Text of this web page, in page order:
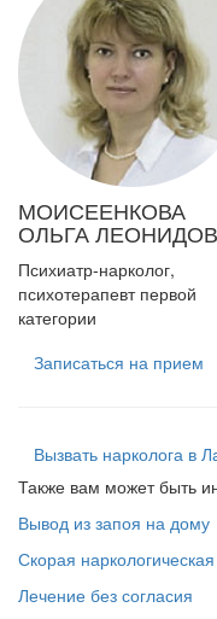
МОИСЕЕНКОВА
ОЛЬГА
Психиатр-нарколог,
психотерапевт первой
категории
Записаться на прием
Вызвать нарколога в
Также вам может быть
Вывод из запоя на дому
Скорая
Лечение без согласия